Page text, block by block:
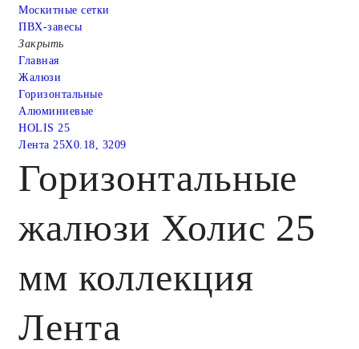
Москитные сетки
ПВХ-завесы
Закрыть
Главная
Жалюзи
Горизонтальные
Алюминиевые
HOLIS 25
Лента 25X0.18, 3209
Горизонтальные
жалюзи Холис 25
мм коллекция
Лента